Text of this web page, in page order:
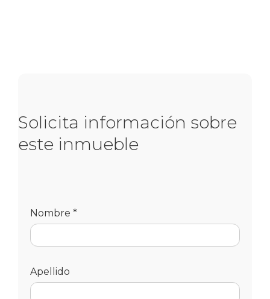
Solicita información sobre
este inmueble
Nombre *
Apellido